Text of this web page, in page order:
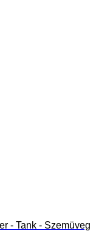
- Tank - Szemüveg